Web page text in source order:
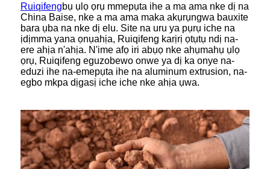
Ruiqifengbụ ụlọ ọrụ mmepụta ihe a ma ama nke dị na
China Baise, nke a ma ama maka akụrụngwa bauxite
bara ụba na nke dị elu. Site na uru ya pụrụ iche na
ịdịmma yana ọnụahịa, Ruiqifeng karịrị ọtụtụ ndị na-
ere ahịa n'ahịa. N'ime afọ iri abụọ nke ahụmahụ ụlọ
ọrụ, Ruiqifeng eguzobewo onwe ya dị ka onye na-
eduzi ihe na-emepụta ihe na aluminum extrusion, na-
egbo mkpa dịgasị iche iche nke ahịa ụwa.